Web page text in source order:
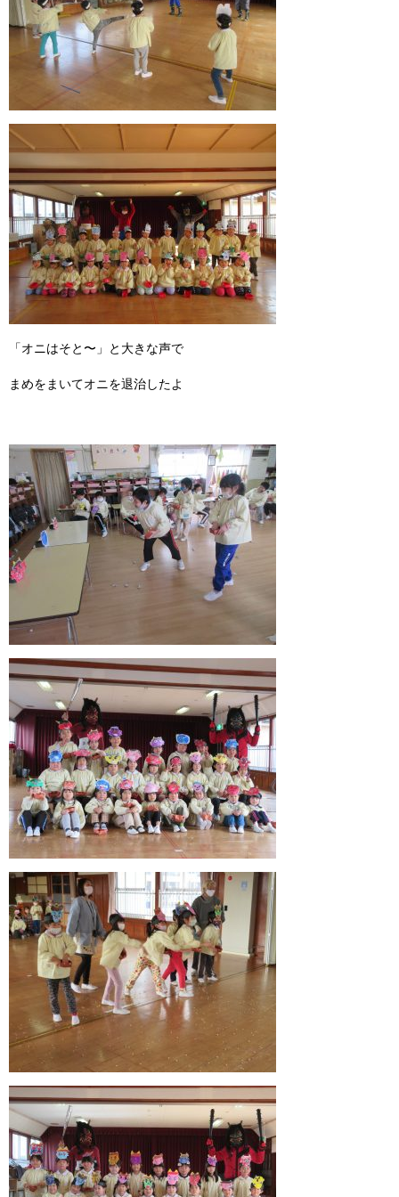
「オニはそと〜」と大きな声で
まめをまいてオニを退治したよ